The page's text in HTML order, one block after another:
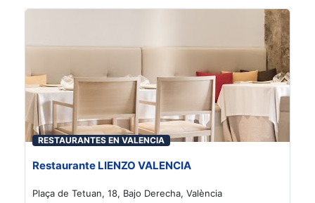
RESTAURANTES EN VALENCIA
Restaurante LIENZO VALENCIA
Plaça de Tetuan, 18, Bajo Derecha, València